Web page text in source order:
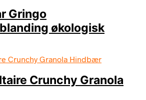
kr..
er:
348,95 kr..
Gringo
økologisk
Crunchy Granola